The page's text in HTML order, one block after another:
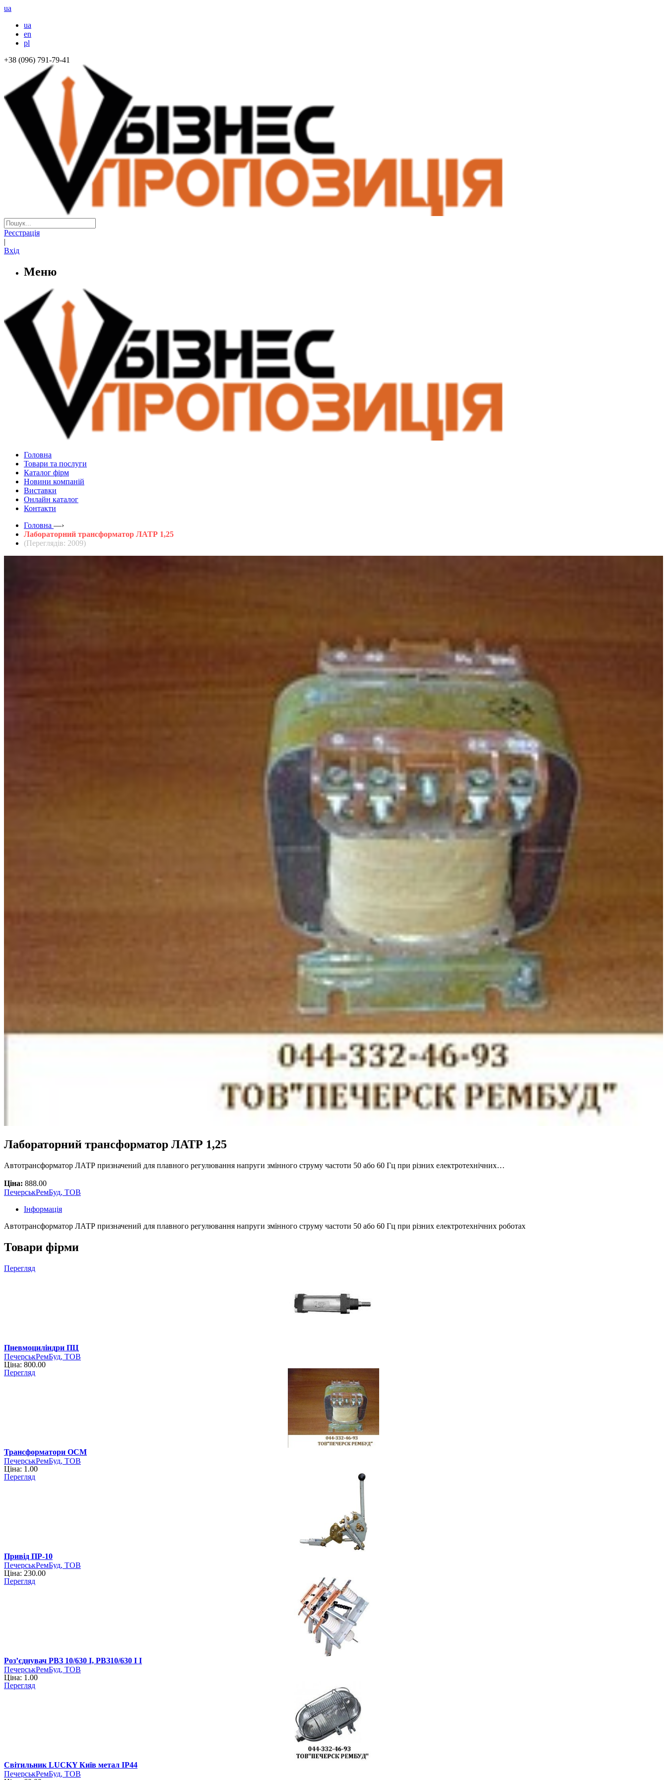
ua
ua
en
pl
+38 (096) 791-79-41
Реєстрація
|
Вхід
Меню
Головна
Товари та послуги
Каталог фірм
Новини компаній
Виставки
Онлайн каталог
Контакти
Головна —›
Лабораторний трансформатор ЛАТР 1,25
(Переглядів: 2009)
Лабораторний трансформатор ЛАТР 1,25
Автотрансформатор ЛАТР призначений для плавного регулювання напруги змінного струму частоти 50 або 60 Гц при різних електротехнічних…
Ціна: 888.00
ПечерськРемБуд, ТОВ
Інформація
Автотрансформатор ЛАТР призначений для плавного регулювання напруги змінного струму частоти 50 або 60 Гц при різних електротехнічних роботах
Товари фірми
Перегляд
Пневмоциліндри ПЦ
ПечерськРемБуд, ТОВ
Ціна: 800.00
Перегляд
Трансформатори ОСМ
ПечерськРемБуд, ТОВ
Ціна: 1.00
Перегляд
Привід ПР-10
ПечерськРемБуд, ТОВ
Ціна: 230.00
Перегляд
Роз’єднувач РВЗ 10/630 І, РВЗ10/630 І І
ПечерськРемБуд, ТОВ
Ціна: 1.00
Перегляд
Світильник LUCKY Київ метал IP44
ПечерськРемБуд, ТОВ